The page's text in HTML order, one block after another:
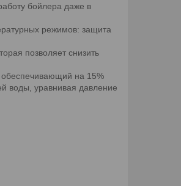
бойлера даже в
режимов: защита
позволяет снизить
обеспечивающий на 15%
воды, уравнивая давление